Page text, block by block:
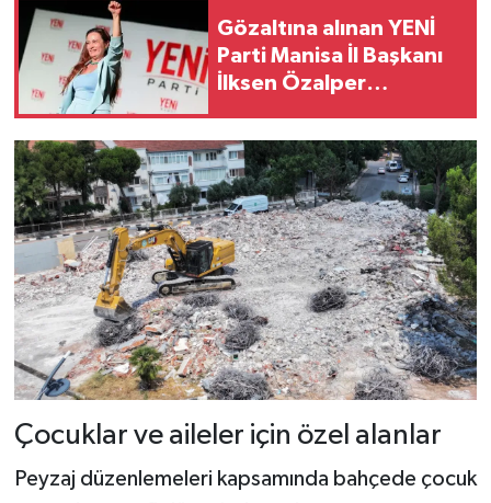
Gözaltına alınan YENİ
Parti Manisa İl Başkanı
İlksen Özalper
Çocuklar ve aileler için özel alanlar
Peyzaj düzenlemeleri kapsamında bahçede çocuk